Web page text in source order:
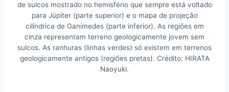
de sulcos mostrado no hemisfério que sempre está voltado
para Júpiter (parte superior) e o mapa de projeção
cilíndrica de Ganimedes (parte inferior). As regiões em
cinza representam terreno geologicamente jovem sem
sulcos. As ranhuras (linhas verdes) só existem em terrenos
geologicamente antigos (regiões pretas). Crédito: HIRATA
Naoyuki.